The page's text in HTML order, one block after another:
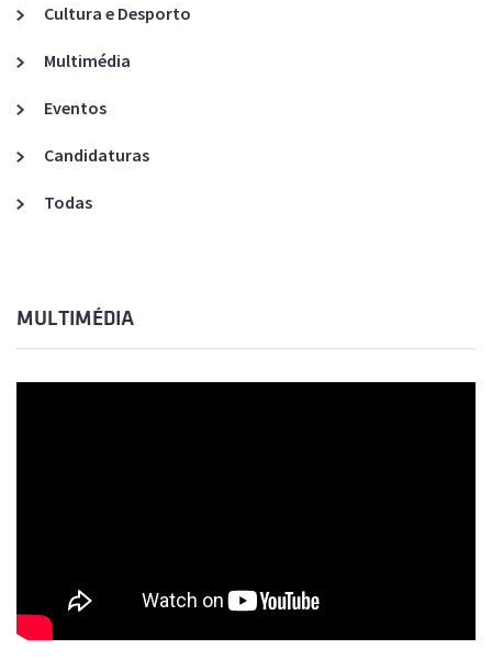
Cultura e Desporto
Multimédia
Eventos
Candidaturas
Todas
MULTIMÉDIA